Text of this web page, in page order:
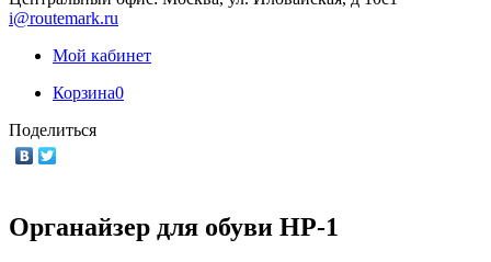
i@routemark.ru
Мой кабинет
Корзина0
Поделиться
Органайзер для обуви HP-1